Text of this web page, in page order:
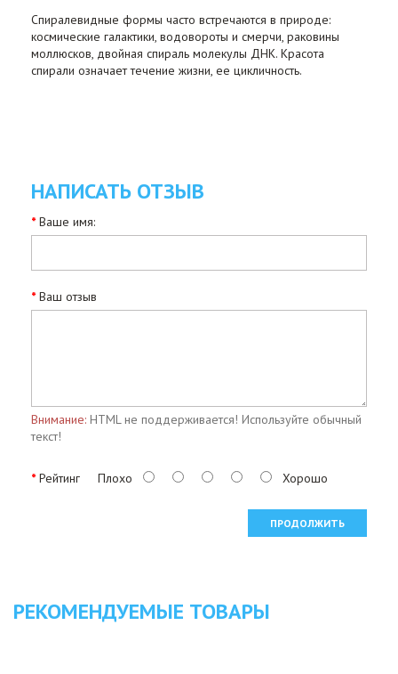
Спиралевидные формы часто встречаются в природе:
космические галактики, водовороты и смерчи, раковины
моллюсков, двойная спираль молекулы ДНК. Красота
спирали означает течение жизни, ее цикличность.
НАПИСАТЬ ОТЗЫВ
Ваше имя:
Ваш отзыв
Внимание: HTML не поддерживается! Используйте обычный
текст!
Рейтинг Плохо Хорошо
ПРОДОЛЖИТЬ
РЕКОМЕНДУЕМЫЕ ТОВАРЫ